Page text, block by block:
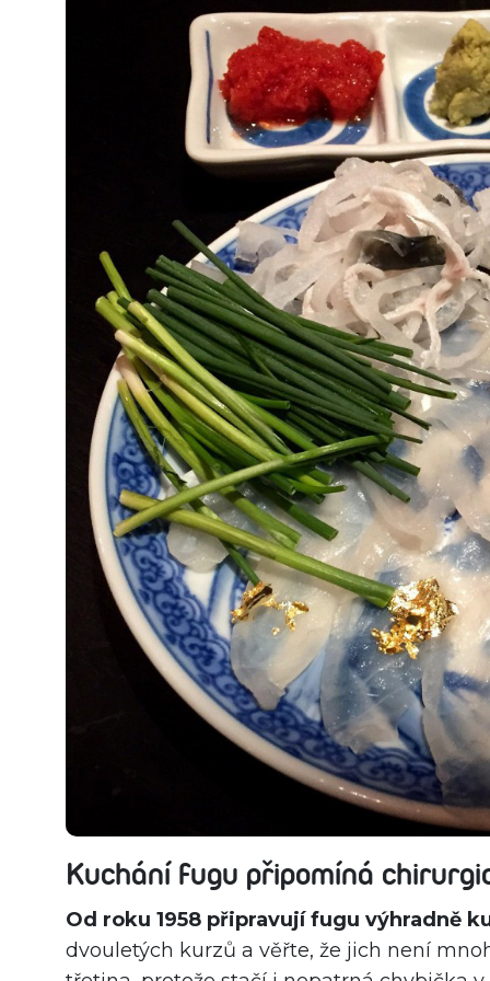
Kuchání fugu připomíná
Od roku 1958 připravují fugu výhradně
dvouletých kurzů a věřte, že jich není